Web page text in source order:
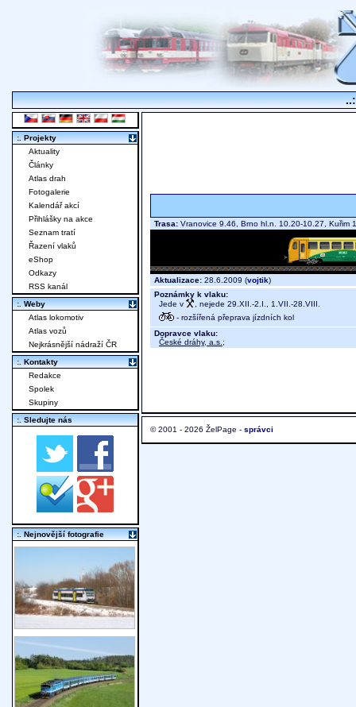
Trasa: Vranovice 9.46, Brno hl.n. 10.20-10.27,
Aktualizace: 28.6.2009 (vojtik)
Poznámky k vlaku:
Jede v
, nejede 29.XII.-2.I., 1.VII.-28.VIII.
- rozšířená přeprava jízdních kol
Dopravce vlaku:
České dráhy, a.s. ;
© 2001 - 2026 ŽelPage - správci
:. Projekty
Aktuality
Články
Atlas drah
Fotogalerie
Kalendář akcí
Přihlášky na akce
Seznam tratí
Řazení vlaků
eShop
Odkazy
RSS kanál
:. Weby
Atlas lokomotiv
Atlas vozů
Nejkrásnější nádraží ČR
:. Kontakty
Redakce
Spolek
Skupiny
:. Sledujte nás
:. Nejnovější fotografie